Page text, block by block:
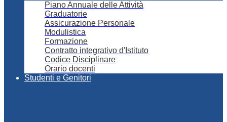
Piano Annuale delle Attività
Graduatorie
Assicurazione Personale
Modulistica
Formazione
Contratto integrativo d'Istituto
Codice Disciplinare
Orario docenti
Studenti e Genitori